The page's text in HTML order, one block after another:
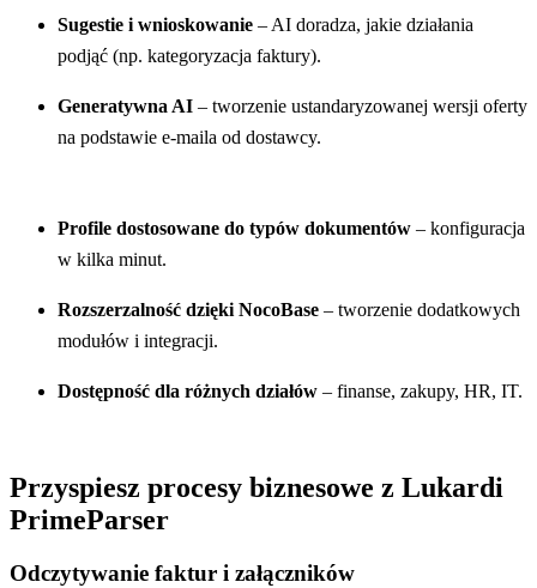
Sugestie i wnioskowanie – AI doradza, jakie działania
podjąć (np. kategoryzacja faktury).
Generatywna AI – tworzenie ustandaryzowanej wersji oferty
na podstawie e-maila od dostawcy.
Profile dostosowane do typów dokumentów – konfiguracja
w kilka minut.
Rozszerzalność dzięki NocoBase – tworzenie dodatkowych
modułów i integracji.
Dostępność dla różnych działów – finanse, zakupy, HR, IT.
Przyspiesz procesy biznesowe z Lukardi
PrimeParser
Odczytywanie faktur i załączników